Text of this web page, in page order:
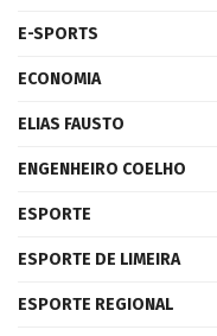
E-SPORTS
ECONOMIA
ELIAS FAUSTO
ENGENHEIRO COELHO
ESPORTE
ESPORTE DE LIMEIRA
ESPORTE REGIONAL